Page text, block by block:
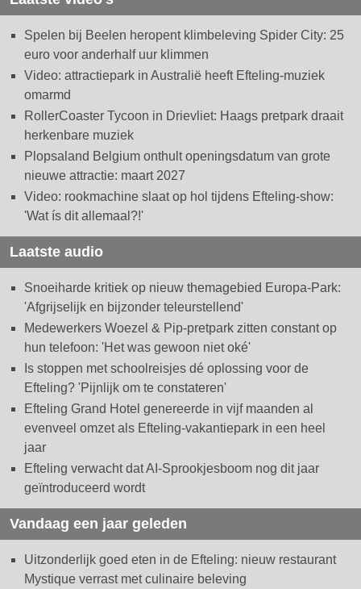
Spelen bij Beelen heropent klimbeleving Spider City: 25
euro voor anderhalf uur klimmen
Video: attractiepark in Australië heeft Efteling-muziek
omarmd
RollerCoaster Tycoon in Drievliet: Haags pretpark draait
herkenbare muziek
Plopsaland Belgium onthult openingsdatum van grote
nieuwe attractie: maart 2027
Video: rookmachine slaat op hol tijdens Efteling-show:
'Wat ís dit allemaal?!'
Laatste audio
Snoeiharde kritiek op nieuw themagebied Europa-Park:
'Afgrijselijk en bijzonder teleurstellend'
Medewerkers Woezel & Pip-pretpark zitten constant op
hun telefoon: 'Het was gewoon niet oké'
Is stoppen met schoolreisjes dé oplossing voor de
Efteling? 'Pijnlijk om te constateren'
Efteling Grand Hotel genereerde in vijf maanden al
evenveel omzet als Efteling-vakantiepark in een heel
jaar
Efteling verwacht dat AI-Sprookjesboom nog dit jaar
geïntroduceerd wordt
Vandaag een jaar geleden
Uitzonderlijk goed eten in de Efteling: nieuw restaurant
Mystique verrast met culinaire beleving